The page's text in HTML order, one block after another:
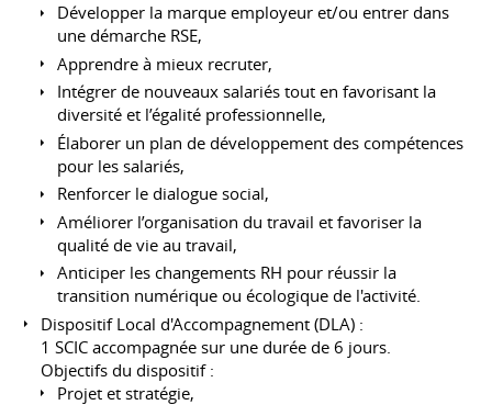
Développer la marque employeur et/ou entrer dans
une démarche RSE,
Apprendre à mieux recruter,
Intégrer de nouveaux salariés tout en favorisant la
diversité et l’égalité professionnelle,
Élaborer un plan de développement des compétences
pour les salariés,
Renforcer le dialogue social,
Améliorer l’organisation du travail et favoriser la
qualité de vie au travail,
Anticiper les changements RH pour réussir la
transition numérique ou écologique de l'activité.
Dispositif Local d'Accompagnement (DLA) :
1 SCIC accompagnée sur une durée de 6 jours.
Objectifs du dispositif :
Projet et stratégie,